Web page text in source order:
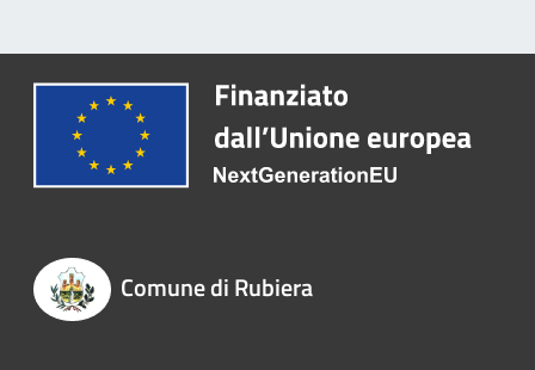
Comune di Rubiera